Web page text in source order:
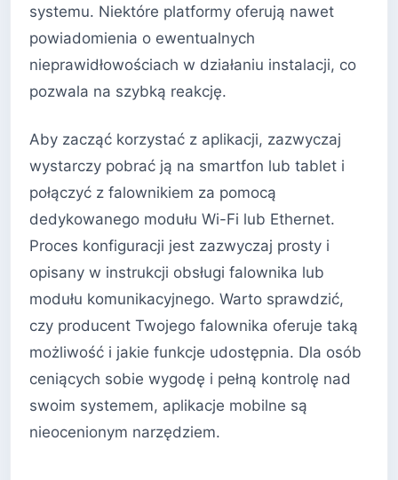
systemu. Niektóre platformy oferują nawet
powiadomienia o ewentualnych
nieprawidłowościach w działaniu instalacji, co
pozwala na szybką reakcję.
Aby zacząć korzystać z aplikacji, zazwyczaj
wystarczy pobrać ją na smartfon lub tablet i
połączyć z falownikiem za pomocą
dedykowanego modułu Wi-Fi lub Ethernet.
Proces konfiguracji jest zazwyczaj prosty i
opisany w instrukcji obsługi falownika lub
modułu komunikacyjnego. Warto sprawdzić,
czy producent Twojego falownika oferuje taką
możliwość i jakie funkcje udostępnia. Dla osób
ceniących sobie wygodę i pełną kontrolę nad
swoim systemem, aplikacje mobilne są
nieocenionym narzędziem.